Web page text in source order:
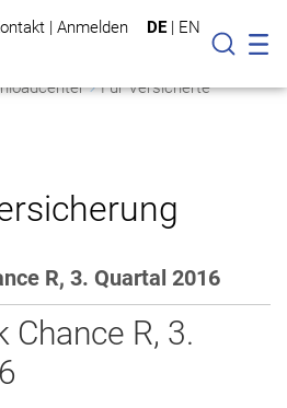
| Anmelden DE | EN
Suche
Für Versicherte
R, 3. Quartal 2016
Chance R, 3.